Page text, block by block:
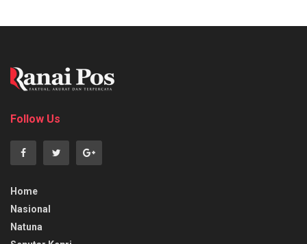
Follow Us
Home
Nasional
Natuna